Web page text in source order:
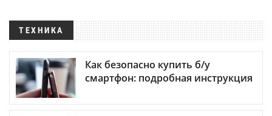
ТЕХНИКА
Как безопасно купить б/у
смартфон: подробная инструкция